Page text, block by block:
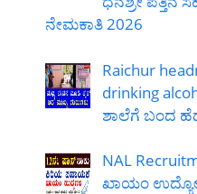
ನೇಮಕಾತಿ 2026
Raichur
drinking
ಶಾಲೆಗೆ ಬಂದ
NAL
ಖಾಯಂ